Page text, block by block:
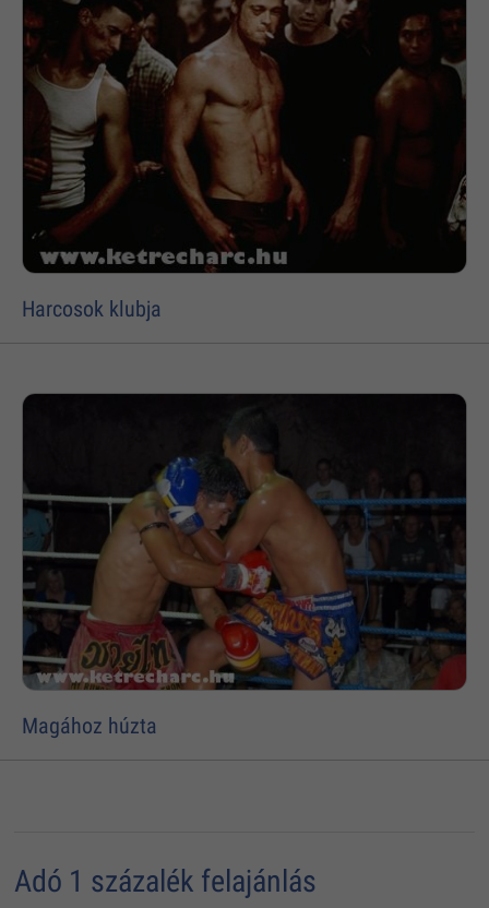
Harcosok klubja
Magához húzta
Adó 1 százalék felajánlás